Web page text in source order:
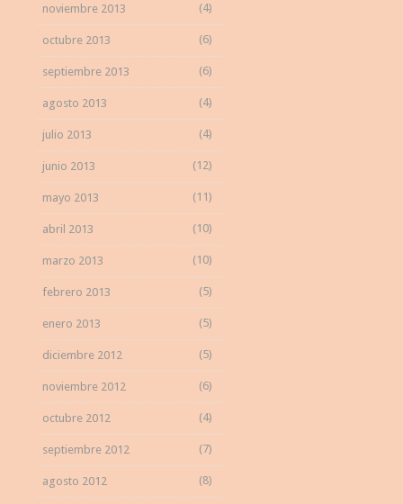
noviembre 2013 (4)
octubre 2013 (6)
septiembre 2013 (6)
agosto 2013 (4)
julio 2013 (4)
junio 2013 (12)
mayo 2013 (11)
abril 2013 (10)
marzo 2013 (10)
febrero 2013 (5)
enero 2013 (5)
diciembre 2012 (5)
noviembre 2012 (6)
octubre 2012 (4)
septiembre 2012 (7)
agosto 2012 (8)